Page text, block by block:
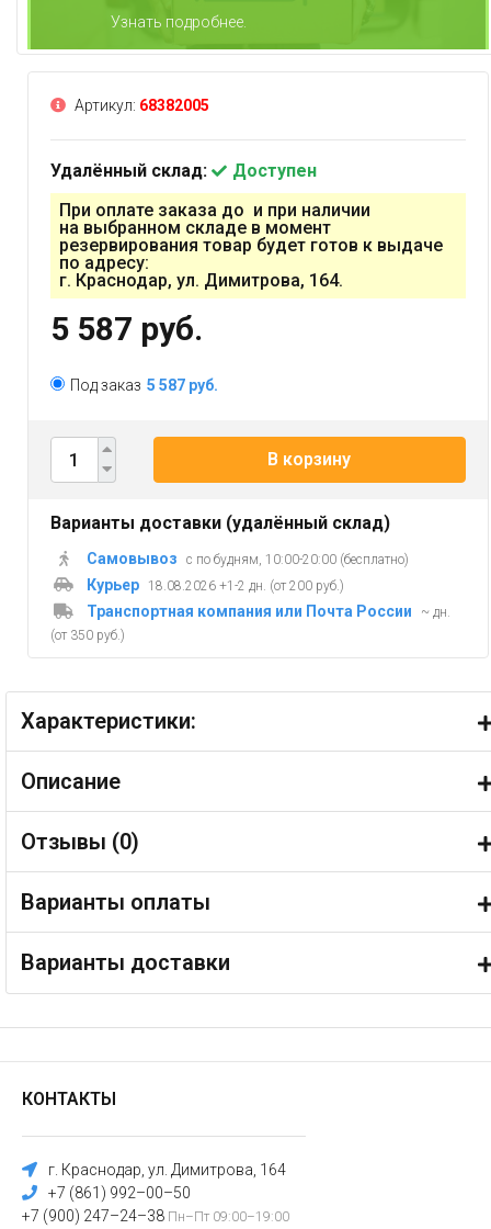
Узнать подробнее.
Артикул: 68382005
Удалённый склад:
Доступен
При оплате заказа до и при наличии
на выбранном складе в момент
резервирования товар будет готов к выдаче
по адресу:
г. Краснодар, ул. Димитрова, 164.
5 587 руб.
Под заказ 5 587 руб.
В корзину
Варианты доставки (удалённый склад)
Самовывоз с по будням, 10:00-20:00 (бесплатно)
Курьер 18.08.2026 +1-2 дн. (от 200 руб.)
Транспортная компания или Почта России
~ дн.
(от 350 руб.)
Характеристики:
Описание
Отзывы (0)
Варианты оплаты
Варианты доставки
КОНТАКТЫ
г. Краснодар, ул. Димитрова, 164
+7 (861) 992–00–50
+7 (900) 247–24–38 Пн–Пт 09:00–19:00